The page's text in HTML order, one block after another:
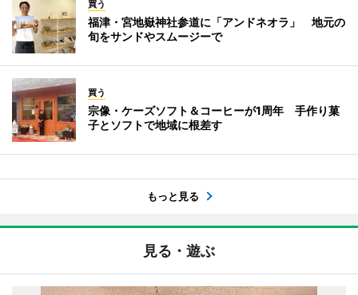
買う
福津・宮地嶽神社参道に「アンドネオラ」 地元の
旬をサンドやスムージーで
買う
宗像・ケーズソフト＆コーヒーが1周年 手作り菓
子とソフトで地域に根差す
もっと見る
見る・遊ぶ